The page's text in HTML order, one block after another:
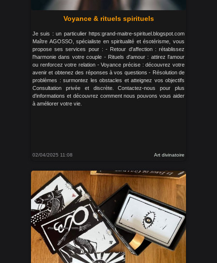
Voyance & rituels spirituels
Je suis : un particulier https:grand-maitre-spirituel.blogspot.com
Maître AGOSSO, spécialiste en spiritualité et ésotérisme, vous
propose ses services pour : - Retour d'affection : rétablissez
l'harmonie dans votre couple - Rituels d'amour : attirez l'amour
ou renforcez votre relation - Voyance précise : découvrez votre
avenir et obtenez des réponses à vos questions - Résolution de
problèmes : surmontez les obstacles et atteignez vos objectifs
Consultation privée et discrète. Contactez-nous pour plus
d'informations et découvrez comment nous pouvons vous aider
à améliorer votre vie.
02/04/2025 11:08 Art divinatoire